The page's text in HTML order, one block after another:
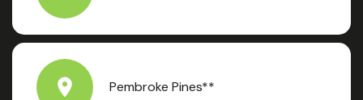
Pembroke Pines**